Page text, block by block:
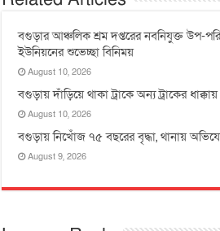
বগুড়ার আঞ্চলিক শ্রম দপ্তরের নবনিযুক্ত উপ-
ইউনিয়নের শুভেচ্ছা বিনিময়
August 10, 2026
বগুড়ায় দাঁড়িয়ে থাকা ট্রাকে অন্য ট্রাকের
August 10, 2026
বগুড়ায় নিখোঁজ ৭৫ বছরের বৃদ্ধা, থানায়
August 9, 2026